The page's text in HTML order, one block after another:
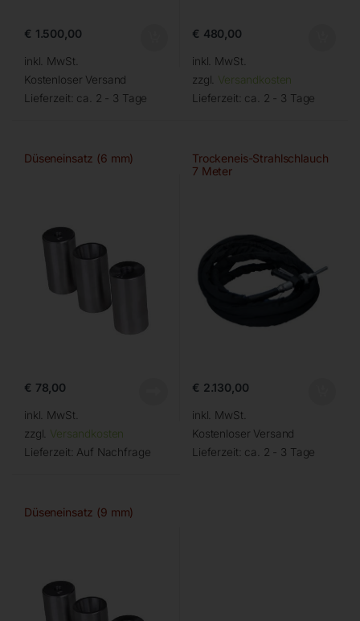
€ 1.500,00
inkl. MwSt.
Kostenloser Versand
Lieferzeit: ca. 2 - 3 Tage
€ 480,00
inkl. MwSt.
zzgl. Versandkosten
Lieferzeit: ca. 2 - 3 Tage
Düseneinsatz (6 mm)
€ 78,00
inkl. MwSt.
zzgl. Versandkosten
Lieferzeit: Auf Nachfrage
Trockeneis-Strahlschlauch
7 Meter
€ 2.130,00
inkl. MwSt.
Kostenloser Versand
Lieferzeit: ca. 2 - 3 Tage
Düseneinsatz (9 mm)